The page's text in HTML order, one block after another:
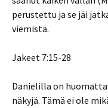
perustettu ja se jäi
viemistä.
Jakeet 7:15-28
Danielilla on
näkyjä. Tämä ei ole